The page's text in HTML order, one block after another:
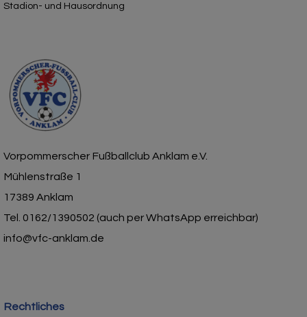
Stadion- und Hausordnung
Vorpommerscher Fußballclub Anklam e.V.
Mühlenstraße 1
17389 Anklam
Tel. 0162/1390502 (auch per WhatsApp erreichbar)
info@vfc-anklam.de
Rechtliches